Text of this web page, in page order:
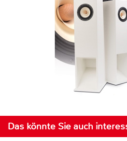
Das könnte Sie auch